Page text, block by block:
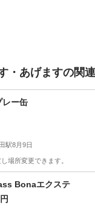
・あげますの関
レー缶
駅8月9日
場所変更できます。
その他
amass Bonaエクステ